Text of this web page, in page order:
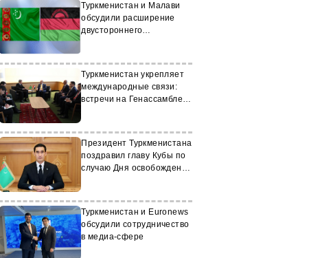
Туркменистан и Малави
обсудили расширение
двустороннего
Туркменистан укрепляет
международные связи:
встречи на Генассамблее
Президент Туркменистана
поздравил главу Кубы по
случаю Дня освобождения
Туркменистан и Euronews
обсудили сотрудничество
в медиа-сфере